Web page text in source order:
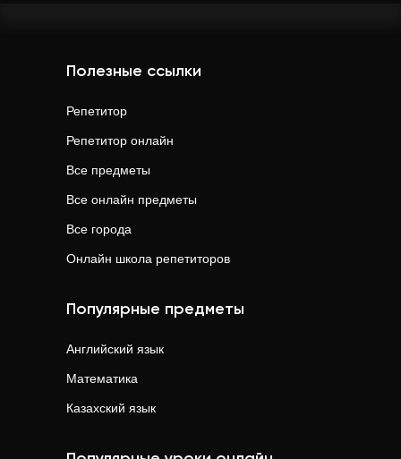
Полезные ссылки
Репетитор
Репетитор онлайн
Все предметы
Все онлайн предметы
Все города
Онлайн школа репетиторов
Популярные предметы
Английский язык
Математика
Казахский язык